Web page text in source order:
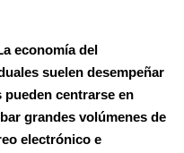
economía del
suelen desempeñar
centrarse en
grandes volúmenes de
electrónico e